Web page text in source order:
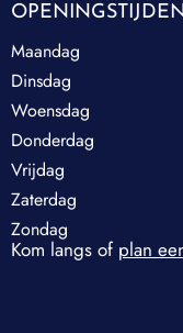
Maandag
Dinsdag
Woensdag
Donderdag
Vrijdag
Zaterdag
Zondag
Kom langs of plan